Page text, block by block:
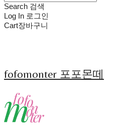
Search 검색
Log In 로그인
Cart장바구니
fofomonter 포포몬떼